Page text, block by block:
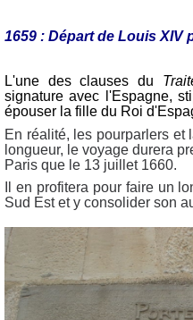
1659 : Départ de Louis XIV
L'une des clauses du
signature avec l'Espagne,
épouser la fille du Roi
En réalité, les pourparlers et
longueur, le voyage durera
Paris que le 13 juillet 1660.
Il en profitera pour faire un
Sud Est et y consolider son